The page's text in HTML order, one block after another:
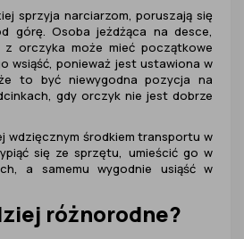
sprzyja narciarzom, poruszają się
górę. Osoba jeżdżąca na desce,
orczyka może mieć początkowe
wsiąść, ponieważ jest ustawiona w
to być niewygodna pozycja na
gdy orczyk nie jest dobrze
wdzięcznym środkiem transportu w
się ze sprzętu, umieścić go w
a samemu wygodnie usiąść w
różnorodne?